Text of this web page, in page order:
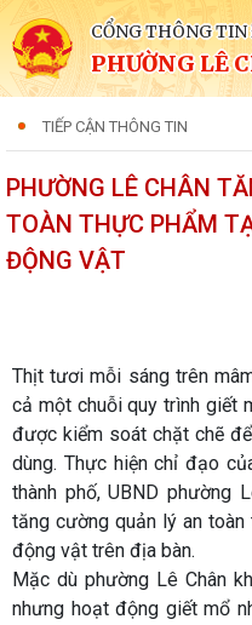
CỔNG THÔNG
PHƯỜNG LÊ
TIẾP CẬN THÔNG TIN
PHƯỜNG LÊ CHÂN
TOÀN THỰC PHẨM
ĐỘNG VẬT
Thịt tươi mỗi sáng trên
cả một chuỗi quy trình giết
được kiểm soát chặt chẽ
dùng. Thực hiện chỉ đạo
thành phố, UBND phường
tăng cường quản lý an
động vật trên địa bàn.
Mặc dù phường Lê Chân
nhưng hoạt động giết mổ